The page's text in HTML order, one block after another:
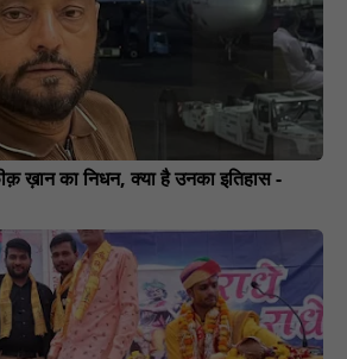
ख़ान का निधन, क्या है उनका इतिहास -